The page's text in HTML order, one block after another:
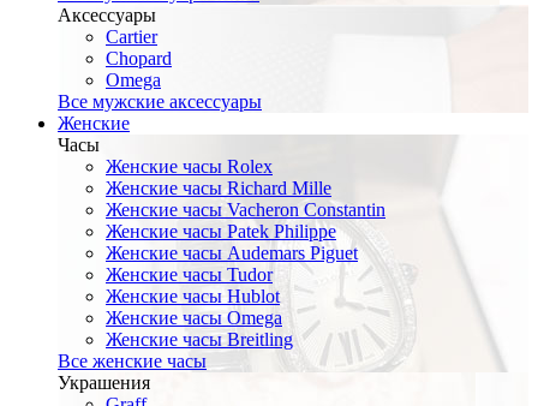
Аксессуары
Cartier
Chopard
Omega
Все мужские аксессуары
Женские
Часы
Женские часы Rolex
Женские часы Richard Mille
Женские часы Vacheron Constantin
Женские часы Patek Philippe
Женские часы Audemars Piguet
Женские часы Tudor
Женские часы Hublot
Женские часы Omega
Женские часы Breitling
Все женские часы
Украшения